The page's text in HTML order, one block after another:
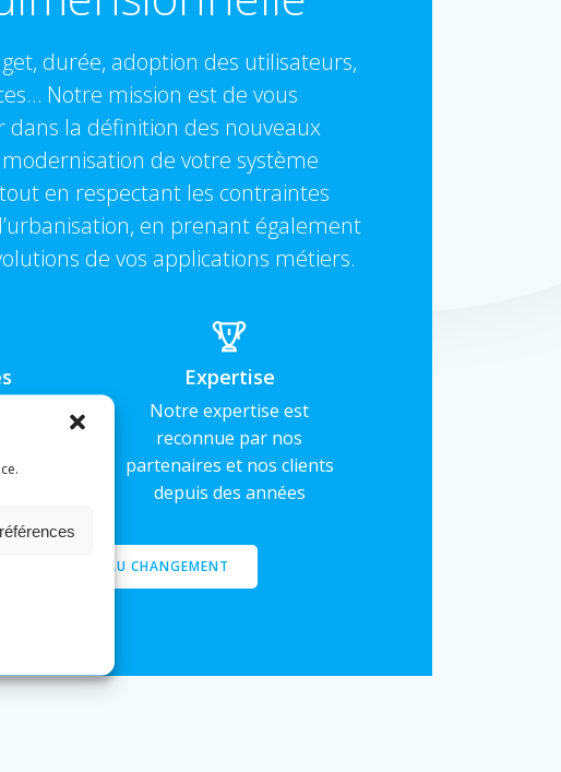
durée, adoption des utilisateurs,
Notre mission est de vous
dans la définition des nouveaux
de votre système
en respectant les contraintes
en prenant également
de vos applications métiers.
et
Expertise
Notre expertise est
reconnue par nos
partenaires et nos clients
depuis des années
AU CHANGEMENT